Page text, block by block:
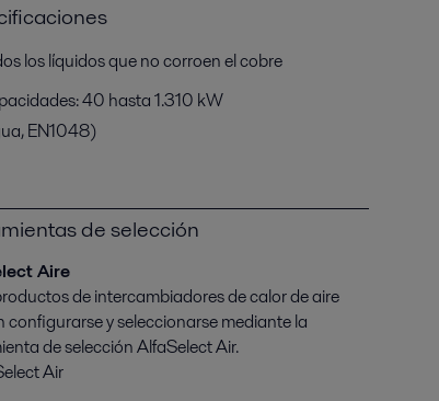
los líquidos que no corroen el cobre
40 hasta 1.310 kW
EN1048)
de selección
Aire
de intercambiadores de calor de aire
configurarse y seleccionarse mediante la
de selección AlfaSelect Air.
Air